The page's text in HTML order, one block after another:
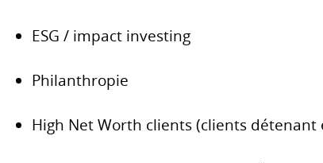
ESG / impact investing
Philanthropie
High Net Worth clients (clients détenant